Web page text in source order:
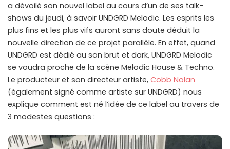
a dévoilé son nouvel label au cours d’un de ses talk-
shows du jeudi, à savoir UNDGRD Melodic. Les esprits les
plus fins et les plus vifs auront sans doute déduit la
nouvelle direction de ce projet parallèle. En effet, quand
UNDGRD est dédié au son brut et dark, UNDGRD Melodic
se voudra proche de la scène Melodic House & Techno.
Le producteur et son directeur artiste, Cobb Nolan
(également signé comme artiste sur UNDGRD) nous
explique comment est né l’idée de ce label au travers de
3 modestes questions :